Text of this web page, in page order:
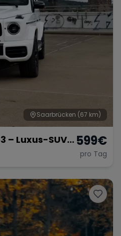
Saarbrücken (67 km)
– Luxus-SUV
599€
pro Tag